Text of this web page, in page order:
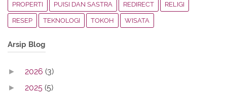
PROPERTI PUISI DAN SASTRA REDIRECT RELIGI
RESEP TEKNOLOGI TOKOH WISATA
Arsip Blog
► 2026 (3)
► 2025 (5)